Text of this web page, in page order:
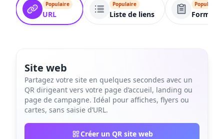
Populaire
URL
Populaire
Liste de liens
Populaire
Site web
Partagez votre site en quelques secondes avec un
QR dirigeant vers votre page d’accueil, landing ou
page de campagne. Idéal pour affiches, flyers ou
cartes, sans saisie d’URL.
Créer un QR site web